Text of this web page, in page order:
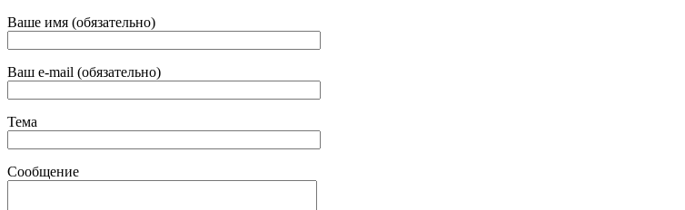
Ваше имя (обязательно)
Ваш e-mail (обязательно)
Тема
Сообщение